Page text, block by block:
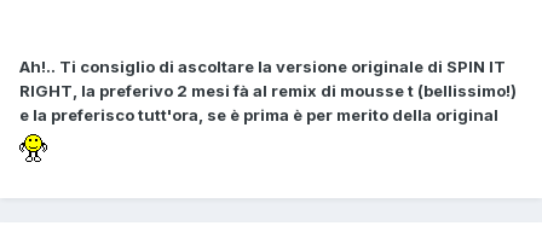
Ah!.. Ti consiglio di ascoltare la versione originale di SPIN IT
RIGHT, la preferivo 2 mesi fà al remix di mousse t (bellissimo!)
e la preferisco tutt'ora, se è prima è per merito della original